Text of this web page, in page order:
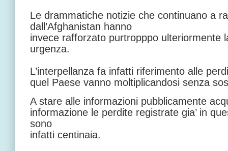
Le drammatiche notizie che continuano a
dall’Afghanistan hanno
invece rafforzato purtropppo ulteriormente
urgenza.
L’interpellanza fa infatti riferimento alle
quel Paese vanno moltiplicandosi senza
A stare alle informazioni pubblicamente
informazione le perdite registrate gia’ in
sono
infatti centinaia.